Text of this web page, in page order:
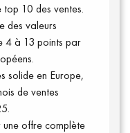
10 des ventes.
des valeurs
4 à 13 points par
solide en Europe,
de ventes
une offre complète